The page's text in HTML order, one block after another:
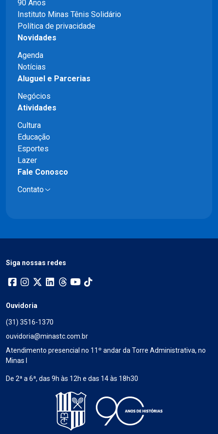
90 Anos
Instituto Minas Tênis Solidário
Política de privacidade
Novidades
Agenda
Notícias
Aluguel e Parcerias
Negócios
Atividades
Cultura
Educação
Esportes
Lazer
Fale Conosco
Contato
Siga nossas redes
Ouvidoria
(31) 3516-1370
ouvidoria@minastc.com.br
Atendimento presencial no 11º andar da Torre Administrativa, no
Minas I
De 2ª a 6ª, das 9h às 12h e das 14 às 18h30